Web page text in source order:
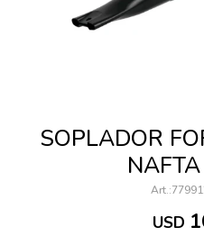
SOPLADOR
USD